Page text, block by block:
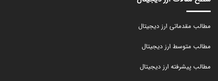
مطالب مقدماتی ارز دیجیتال
مطالب متوسط ارز دیجیتال
مطالب پیشرفته ارز دیجیتال